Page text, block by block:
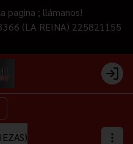
pagina ; llámanos!
(LA REINA) 225821155
Login